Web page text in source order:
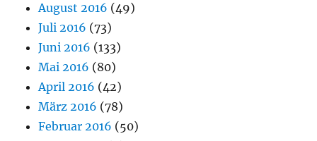
August 2016 (49)
Juli 2016 (73)
Juni 2016 (133)
Mai 2016 (80)
April 2016 (42)
März 2016 (78)
Februar 2016 (50)